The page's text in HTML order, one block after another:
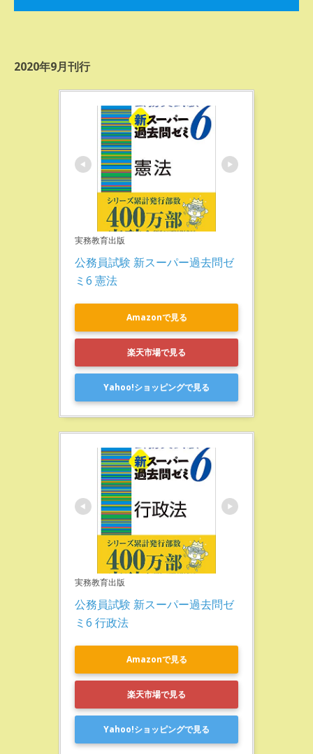
2020年9月刊行
実務教育出版
公務員試験 新スーパー過去問ゼ
ミ6 憲法
Amazonで見る
楽天市場で見る
Yahoo!ショッピングで見る
実務教育出版
公務員試験 新スーパー過去問ゼ
ミ6 行政法
Amazonで見る
楽天市場で見る
Yahoo!ショッピングで見る